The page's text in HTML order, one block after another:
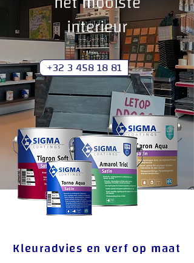
interieur
+32 3 458 18 81
Kleuradvies en verf op maat